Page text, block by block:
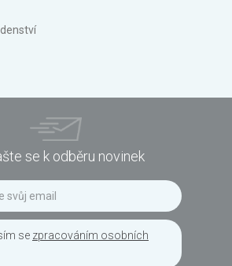
se k odběru novinek
se zpracováním osobních